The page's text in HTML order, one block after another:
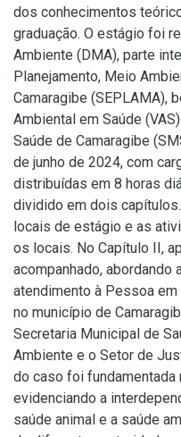
dos conhecimentos
graduação. O estágio foi
Ambiente (DMA), parte
Planejamento, Meio
Camaragibe (SEPLAMA),
Ambiental em Saúde
Saúde de Camaragibe
de junho de 2024, com
distribuídas em 8 horas
dividido em dois
locais de estágio e as
os locais. No Capítulo II,
acompanhado, abordando
atendimento à Pessoa
no município de
Secretaria Municipal de
Ambiente e o Setor de
do caso foi fundamentada
evidenciando a
saúde animal e a saúde